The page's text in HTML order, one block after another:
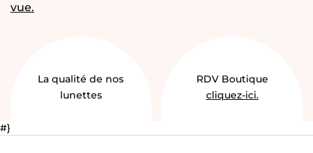
vue.
La qualité de nos
lunettes
RDV Boutique
cliquez-ici.
#}